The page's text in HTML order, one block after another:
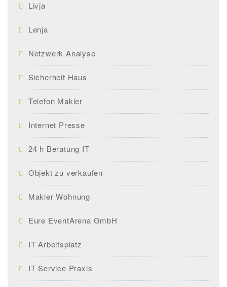
Livja
Lenja
Netzwerk Analyse
Sicherheit Haus
Telefon Makler
Internet Presse
24 h Beratung IT
Objekt zu verkaufen
Makler Wohnung
Eure EventArena GmbH
IT Arbeitsplatz
IT Service Praxis